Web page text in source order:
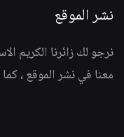
نشر الموقع
نرجو لك زائرنا الكريم
معنا في نشر الموقع ،